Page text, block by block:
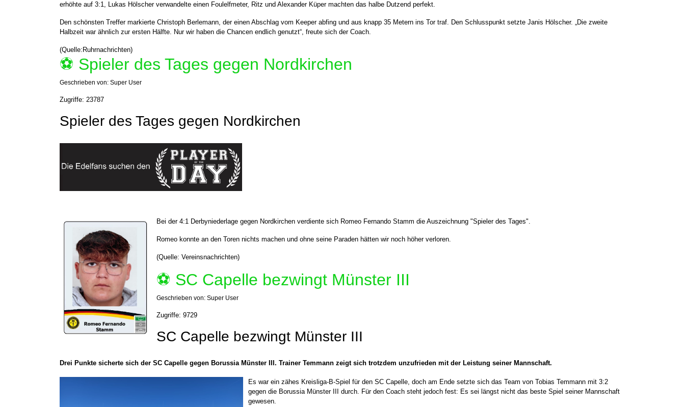
erhöhte auf 3:1, Lukas Hölscher verwandelte einen Foulelfmeter, Ritz und Alexander Küper machten das halbe Dutzend perfekt.
Den schönsten Treffer markierte Christoph Berlemann, der einen Abschlag vom Keeper abfing und aus knapp 35 Metern ins Tor traf. Den Schlusspunkt setzte Janis Hölscher. „Die zweite
Halbzeit war ähnlich zur ersten Hälfte. Nur wir haben die Chancen endlich genutzt“, freute sich der Coach.
(Quelle:Ruhrnachrichten)
⚽️ Spieler des Tages gegen Nordkirchen
Geschrieben von: Super User
Zugriffe: 23787
Spieler des Tages gegen Nordkirchen
Bei der 4:1 Derbyniederlage gegen Nordkirchen verdiente sich Romeo Fernando Stamm die Auszeichnung "Spieler des Tages".
Romeo konnte an den Toren nichts machen und ohne seine Paraden hätten wir noch höher verloren.
(Quelle: Vereinsnachrichten)
⚽️ SC Capelle bezwingt Münster III
Geschrieben von: Super User
Zugriffe: 9729
SC Capelle bezwingt Münster III
Drei Punkte sicherte sich der SC Capelle gegen Borussia Münster III. Trainer Temmann zeigt sich trotzdem unzufrieden mit der Leistung seiner Mannschaft.
Es war ein zähes Kreisliga-B-Spiel für den SC Capelle, doch am Ende setzte sich das Team von Tobias Temmann mit 3:2
gegen die Borussia Münster III durch. Für den Coach steht jedoch fest: Es sei längst nicht das beste Spiel seiner Mannschaft
gewesen.